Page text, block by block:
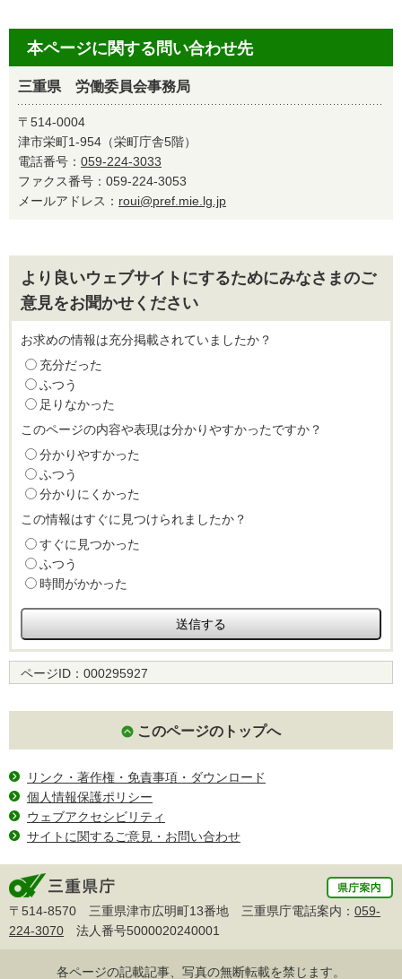
本ページに関する問い合わせ先
三重県 労働委員会事務局
〒514-0004
津市栄町1-954（栄町庁舎5階）
電話番号： 059-224-3033
ファクス番号：059-224-3053
メールアドレス： roui@pref.mie.lg.jp
より良いウェブサイトにするためにみなさまのご
意見をお聞かせください
お求めの情報は充分掲載されていましたか？
充分だった
ふつう
足りなかった
このページの内容や表現は分かりやすかったですか？
分かりやすかった
ふつう
分かりにくかった
この情報はすぐに見つけられましたか？
すぐに見つかった
ふつう
時間がかかった
ページID： 000295927
このページのトップへ
リンク・著作権・免責事項・ダウンロード
個人情報保護ポリシー
ウェブアクセシビリティ
サイトに関するご意見・お問い合わせ
〒514-8570 三重県津市広明町13番地 三重県庁電話案内： 059-
224-3070 法人番号5000020240001
各ページの記載記事、写真の無断転載を禁じます。